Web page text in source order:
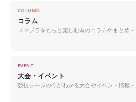
COLUMN
コラム
スマブラをもっと楽しむ為のコラムやまとめ
EVENT
大会・イベント
競技シーンの今がわかる大会やイベント情報